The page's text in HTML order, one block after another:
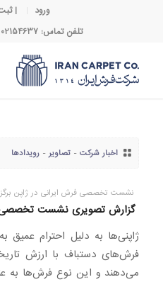
ورود |
تلفن تماس: 02154637 | [calender-event]
اخبار شرکت- تصاویر - رویدادها
نشست تخصصی فرش ایرانی در ژاپن
گزارش تصویری نشست تخصصی
ژاپنی‌ها به دلیل احترام
فرش‌های دستباف با ارزش
می‌دهند و این نوع فرش‌ها به